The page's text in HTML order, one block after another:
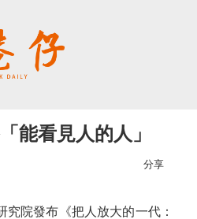
能看見人的人」
分享
院發布《把人放大的一代：